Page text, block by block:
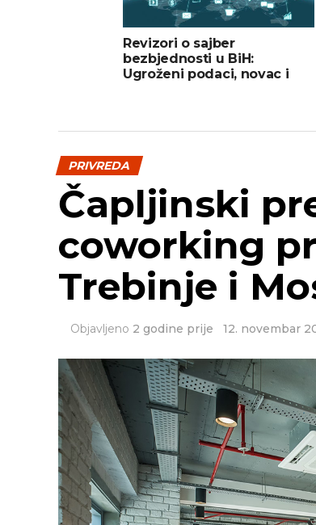
Revizori o sajber
bezbjednosti u BiH:
Ugroženi podaci, novac i
PRIVREDA
Čapljinski
coworking
Trebinje i
Objavljeno 2 godine prije 12. novembar